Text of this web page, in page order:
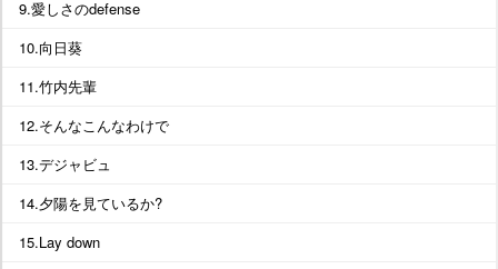
9.愛しさのdefense
10.向日葵
11.竹内先輩
12.そんなこんなわけで
13.デジャビュ
14.夕陽を見ているか?
15.Lay down